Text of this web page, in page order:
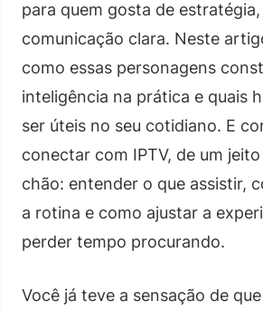
para quem gosta de
comunicação clara. Neste
como essas personagens
inteligência na prática e quais
ser úteis no seu cotidiano. E
conectar com IPTV, de um
chão: entender o que assistir,
a rotina e como ajustar a
perder tempo procurando.
Você já teve a sensação de